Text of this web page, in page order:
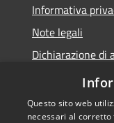
Informativa
Note legali
Dichiarazione di
Meccanismo di
Questo sito web
necessari al